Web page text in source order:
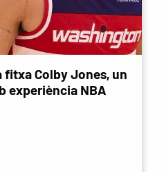
fitxa Colby Jones, un
experiència NBA